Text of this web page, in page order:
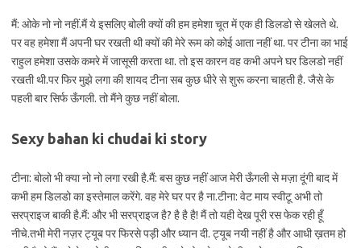
मैं: ओके नो नो नहीं.मैं ये इसलिए बोली क्यों की हम हमेशा चूत में एक ही डिलडो से खेलते थे.
पर वह हमेशा मैं अपनी घर रखती थी क्यों की मेरे रूम को कोई आता नहीं था. पर टीना का भाई
राहुल हमेशा उसके कमरे में जासूसी करता था. तो इस कारन वह कभी अपने घर डिलडो नहीं
रखती थी.पर फिर मुझे लगा की शायद टीना सब कुछ धीरे से शुरू करना चाहती है. जैसे के
पहली बार सिर्फ ऊँगली. तो मैंने कुछ नहीं बोला.
Sexy bahan ki chudai ki story
टीना: बोलो भी क्या नो नो लगा रखी है.मैं: बस कुछ नहीं आज मेरी ऊँगली से मज़ा दूंगी बाद में
कभी हम डिलडो का इस्तेमाल करेंगे. वह मेरे घर पर है ना.टीना: वेट माय स्वीटू अभी तो
सरप्राइज बाकी है.मैं: और भी सरप्राइज है? है है है! मैं तो यही देख पूरी रस फेक रही हूँ
नीचे.तभी मेरी नज़र ट्यूब पर फिरसे पड़ी और ध्यान दी. ट्यूब नयी नहीं है और आधी ख़तम हो